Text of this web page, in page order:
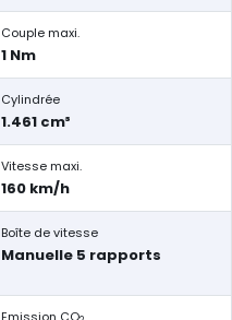
Couple maxi.
1 Nm
Cylindrée
1.461 cm³
Vitesse maxi.
160 km/h
Boîte de vitesse
Manuelle 5 rapports